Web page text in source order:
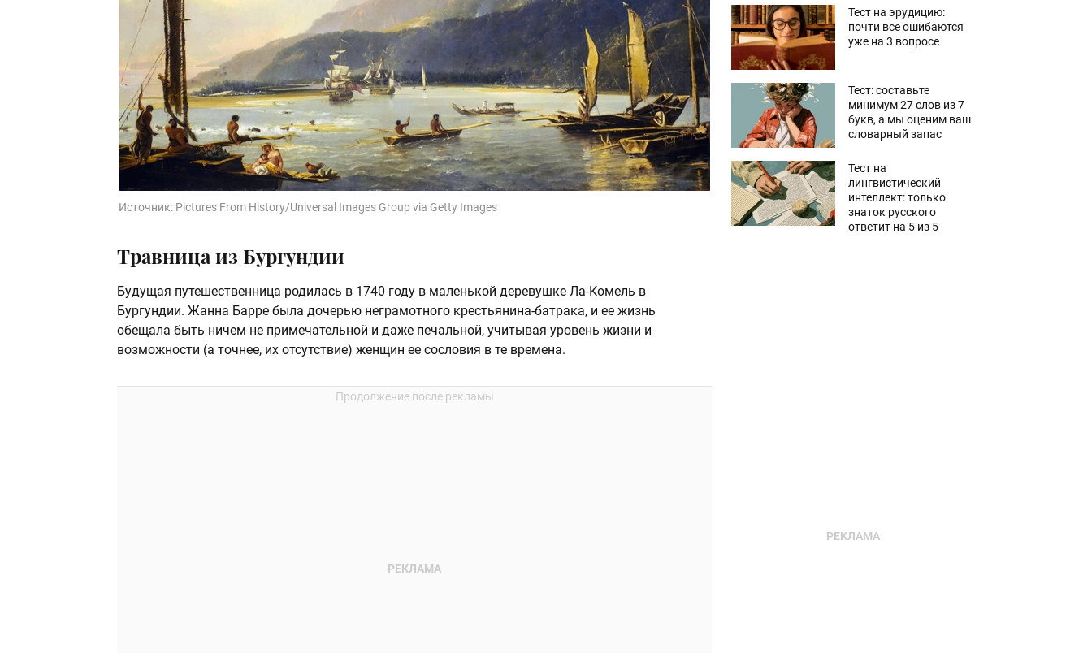
Источник: Pictures From History/Universal Images Group via Getty Images
Травница из Бургундии
Будущая путешественница родилась в 1740 году в маленькой деревушке Ла-Комель в
Бургундии. Жанна Барре была дочерью неграмотного крестьянина-батрака, и ее жизнь
обещала быть ничем не примечательной и даже печальной, учитывая уровень жизни и
возможности (а точнее, их отсутствие) женщин ее сословия в те времена.
Тест на эрудицию:
почти все ошибаются
уже на 3 вопросе
Тест: составьте
минимум 27 слов из 7
букв, а мы оценим ваш
словарный запас
Тест на
лингвистический
интеллект: только
знаток русского
ответит на 5 из 5